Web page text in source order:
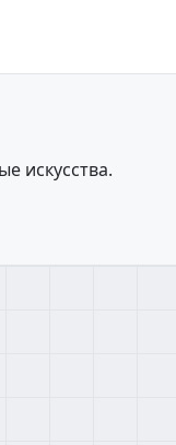
искусства.